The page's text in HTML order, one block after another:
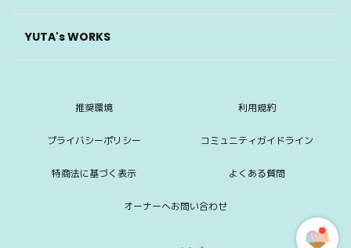
YUTA's WORKS
推奨環境 利用規約
プライバシーポリシー コミュニティガイドライン
特商法に基づく表示 よくある質問
オーナーへお問い合わせ